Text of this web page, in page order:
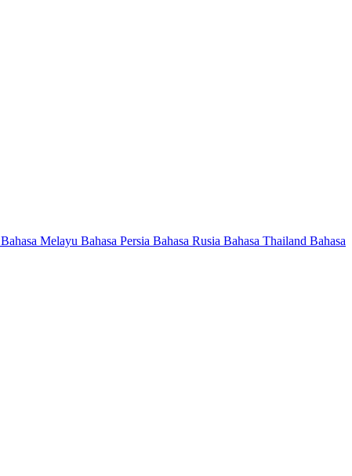
Bahasa Melayu Bahasa Persia Bahasa Rusia Bahasa Thailand Bahasa